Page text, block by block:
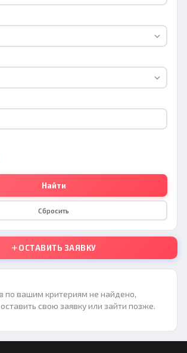
Найти
Сбросить
ОСТАВИТЬ ЗАЯВКУ
по вашим критериям не найдено,
свою заявку или зайти позже.